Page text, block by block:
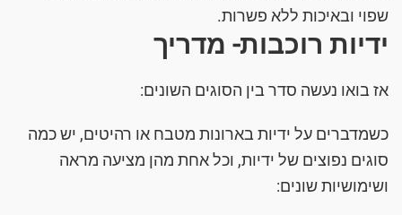
שפוי ובאיכות ללא פשרות.
ידיות רוכבות- מדריך
אז בואו נעשה סדר בין הסוגים השונים:
כשמדברים על ידיות בארונות מטבח או רהיטים, יש כמה
סוגים נפוצים של ידיות, וכל אחת מהן מציעה מראה
ושימושיות שונים: